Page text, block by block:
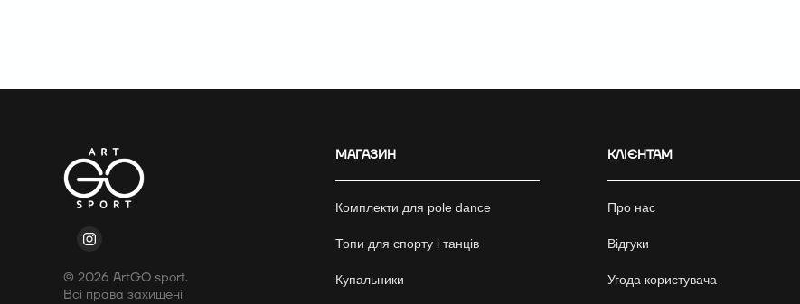
© 2026 ArtGO sport.
Всі права захищені
МАГАЗИН
Комплекти для pole dance
Топи для спорту і танців
Купальники
КЛІЄНТАМ
Про нас
Відгуки
Угода користувача